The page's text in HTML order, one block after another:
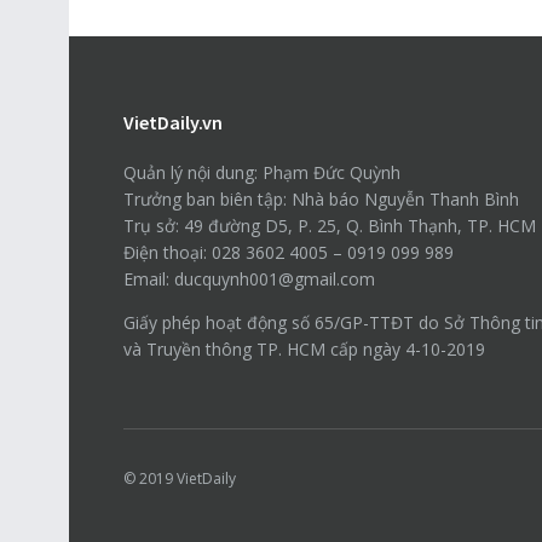
VietDaily.vn
Quản lý nội dung: Phạm Đức Quỳnh
Trưởng ban biên tập: Nhà báo Nguyễn Thanh Bình
Trụ sở: 49 đường D5, P. 25, Q. Bình Thạnh, TP. HCM
Điện thoại: 028 3602 4005 – 0919 099 989
Email: ducquynh001@gmail.com
Giấy phép hoạt động số 65/GP-TTĐT do Sở Thông
và Truyền thông TP. HCM cấp ngày 4-10-2019
© 2019VietDaily